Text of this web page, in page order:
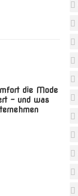
die Mode
– und was